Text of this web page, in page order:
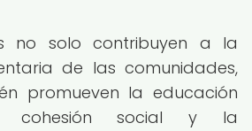
no solo contribuyen a la
de las comunidades,
promueven la educación
cohesión social y la